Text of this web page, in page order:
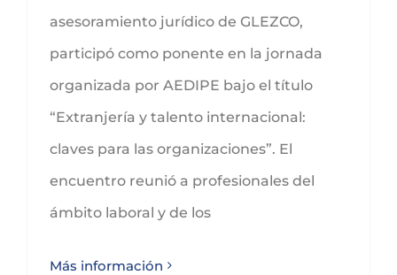
asesoramiento jurídico de GLEZCO,
participó como ponente en la jornada
organizada por AEDIPE bajo el título
“Extranjería y talento internacional:
claves para las organizaciones”. El
encuentro reunió a profesionales del
ámbito laboral y de los
Más información